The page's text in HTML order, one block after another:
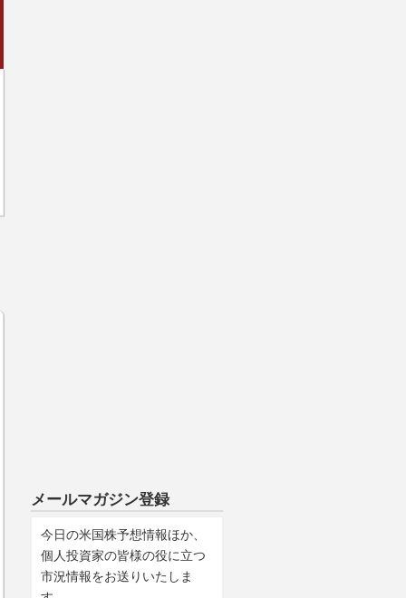
メールマガジン登録
今日の米国株予想情報ほか、
個人投資家の皆様の役に立つ
市況情報をお送りいたしま